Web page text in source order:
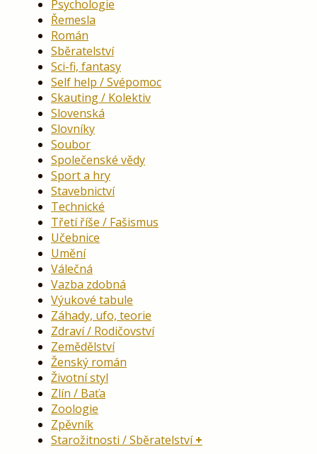
Psychologie
Řemesla
Román
Sběratelství
Sci-fi, fantasy
Self help / Svépomoc
Skauting / Kolektiv
Slovenská
Slovníky
Soubor
Společenské vědy
Sport a hry
Stavebnictví
Technické
Třetí říše / Fašismus
Učebnice
Umění
Válečná
Vazba zdobná
Výukové tabule
Záhady, ufo, teorie
Zdraví / Rodičovství
Zemědělství
Ženský román
Životní styl
Zlín / Baťa
Zoologie
Zpěvník
Starožitnosti / Sběratelství